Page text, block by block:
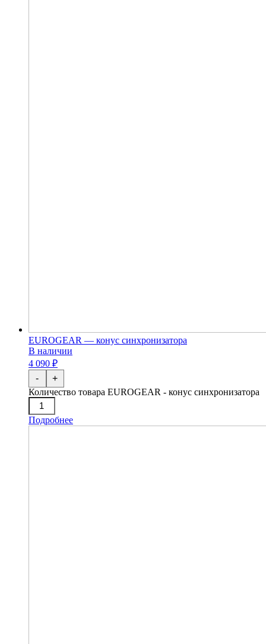
EUROGEAR — конус синхронизатора
В наличии
4 090 ₽
-
Количество товара EUROGEAR - конус синхронизатора
+
Подробнее